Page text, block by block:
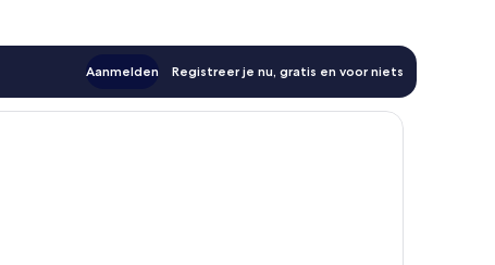
Aanmelden Registreer je nu, gratis en voor niets